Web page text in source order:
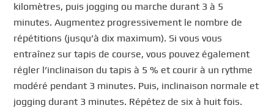
kilomètres, puis jogging ou marche durant 3 à 5
minutes. Augmentez progressivement le nombre de
répétitions (jusqu’à dix maximum). Si vous vous
entraînez sur tapis de course, vous pouvez également
régler l’inclinaison du tapis à 5 % et courir à un rythme
modéré pendant 3 minutes. Puis, inclinaison normale et
jogging durant 3 minutes. Répétez de six à huit fois.